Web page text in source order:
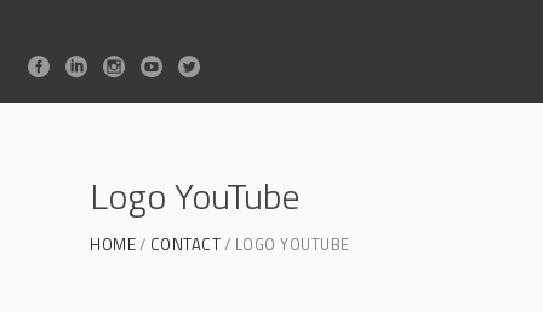
Logo YouTube
HOME CONTACT LOGO YOUTUBE